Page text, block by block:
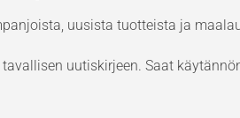
uusista tuotteista ja
uutiskirjeen. Saat